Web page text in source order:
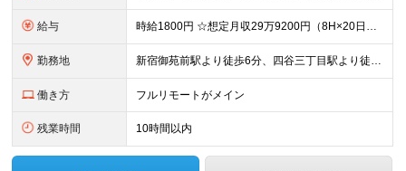
給与 時給1800円 ☆想定月収29万9200円（8H×20日＋残業5H） ※交通費全額支給 ※在宅日数に応じて、在宅勤務手当あり
勤務地 新宿御苑前駅より徒歩6分、四谷三丁目駅より徒歩8分 ▼服装：私服 ▼働き方：在宅勤務 ※就業初日のみ出社いただき、その後は在宅勤務です。 ▼受動喫煙対策：屋内禁煙
働き方 フルリモートがメイン
残業時間 10時間以内